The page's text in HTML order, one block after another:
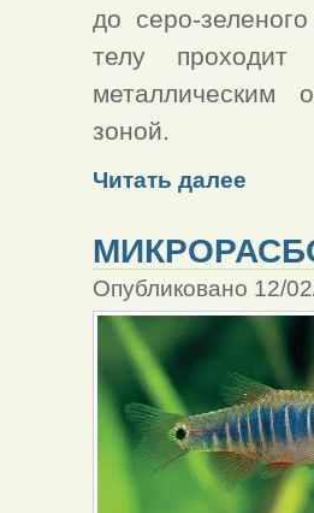
до серо-
телу проходит
металлическим
зоной.
Читать далее
Опубликовано 12/